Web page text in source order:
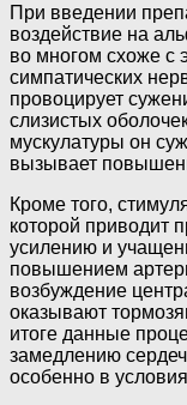
При введении
воздействие на
во многом схоже с
симпатических
провоцирует
слизистых
мускулатуры он
вызывает
Кроме того,
которой приводит
усилению и
повышением
возбуждение
оказывают
итоге данные
замедлению
особенно в